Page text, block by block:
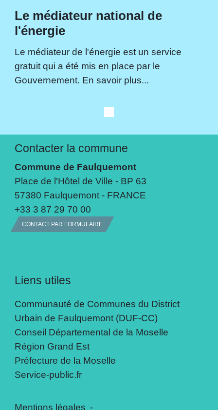
Le médiateur national de
l'énergie
Le médiateur de l'énergie est un service
gratuit qui a été mis en place par le
Gouvernement. En savoir plus...
Contacter la commune
Commune de Faulquemont
Place de l'Hôtel de Ville - BP 63
57380 Faulquemont - FRANCE
+33 3 87 29 70 00
CONTACT PAR FORMULAIRE
Liens utiles
Communauté de Communes du District
Urbain de Faulquemont (DUF-CC)
Conseil Départemental de la Moselle
Région Grand Est
Préfecture de la Moselle
Service-public.fr
Mentions légales -